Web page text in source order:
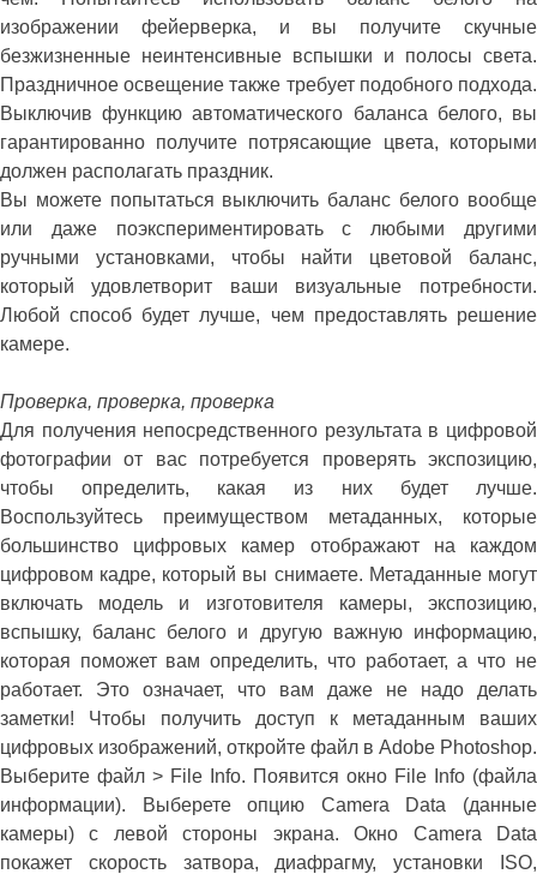
изображении фейерверка, и вы получите скучные
безжизненные неинтенсивные вспышки и полосы света.
Праздничное освещение также требует подобного подхода.
Выключив функцию автоматического баланса белого, вы
гарантированно получите потрясающие цвета, которыми
должен располагать праздник.
Вы можете попытаться выключить баланс белого вообще
или даже поэкспериментировать с любыми другими
ручными установками, чтобы найти цветовой баланс,
который удовлетворит ваши визуальные потребности.
Любой способ будет лучше, чем предоставлять решение
камере.
Проверка, проверка, проверка
Для получения непосредственного результата в цифровой
фотографии от вас потребуется проверять экспозицию,
чтобы определить, какая из них будет лучше.
Воспользуйтесь преимуществом метаданных, которые
большинство цифровых камер отображают на каждом
цифровом кадре, который вы снимаете. Метаданные могут
включать модель и изготовителя камеры, экспозицию,
вспышку, баланс белого и другую важную информацию,
которая поможет вам определить, что работает, а что не
работает. Это означает, что вам даже не надо делать
заметки! Чтобы получить доступ к метаданным ваших
цифровых изображений, откройте файл в Adobe Photoshop.
Выберите файл > File Info. Появится окно File Info (файла
информации). Выберете опцию Camera Data (данные
камеры) с левой стороны экрана. Окно Camera Data
покажет скорость затвора, диафрагму, установки ISO,